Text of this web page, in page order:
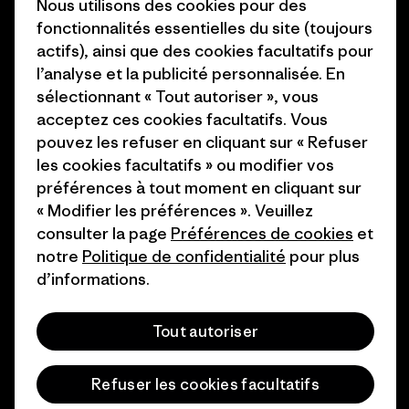
1% For The Planet
Comment nous finançons
Nos magasins
Presse et media
Industry program
Programme d’affiliation
Patagonia France Plan du site
© 2026 Patagonia, Inc. All Rights Reserved.
français
Nous utilisons des cookies pour des
fonctionnalités essentielles du site (toujours
actifs), ainsi que des cookies facultatifs pour
l’analyse et la publicité personnalisée. En
sélectionnant « Tout autoriser », vous
acceptez ces cookies facultatifs. Vous
pouvez les refuser en cliquant sur « Refuser
les cookies facultatifs » ou modifier vos
préférences à tout moment en cliquant sur
« Modifier les préférences ». Veuillez
consulter la page Préférences de cookies et
notre Politique de confidentialité pour plus
d’informations.
Tout autoriser
Refuser les cookies facultatifs